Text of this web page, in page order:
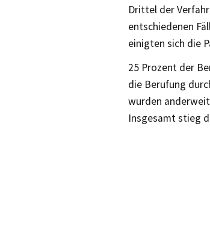
Drittel der
entschiedenen
einigten sich die
25 Prozent der
die Berufung
wurden
Insgesamt stieg